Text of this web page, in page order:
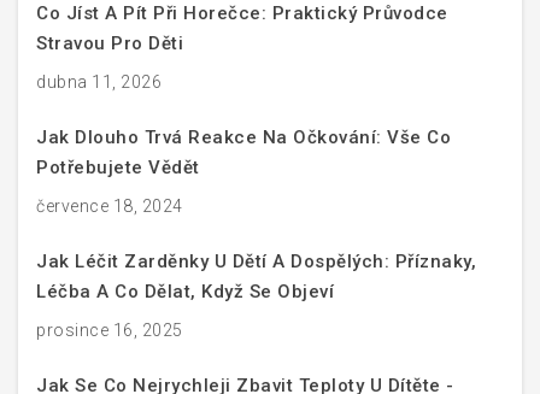
Co Jíst A Pít Při Horečce: Praktický Průvodce
Stravou Pro Děti
dubna 11, 2026
Jak Dlouho Trvá Reakce Na Očkování: Vše Co
Potřebujete Vědět
července 18, 2024
Jak Léčit Zarděnky U Dětí A Dospělých: Příznaky,
Léčba A Co Dělat, Když Se Objeví
prosince 16, 2025
Jak Se Co Nejrychleji Zbavit Teploty U Dítěte -